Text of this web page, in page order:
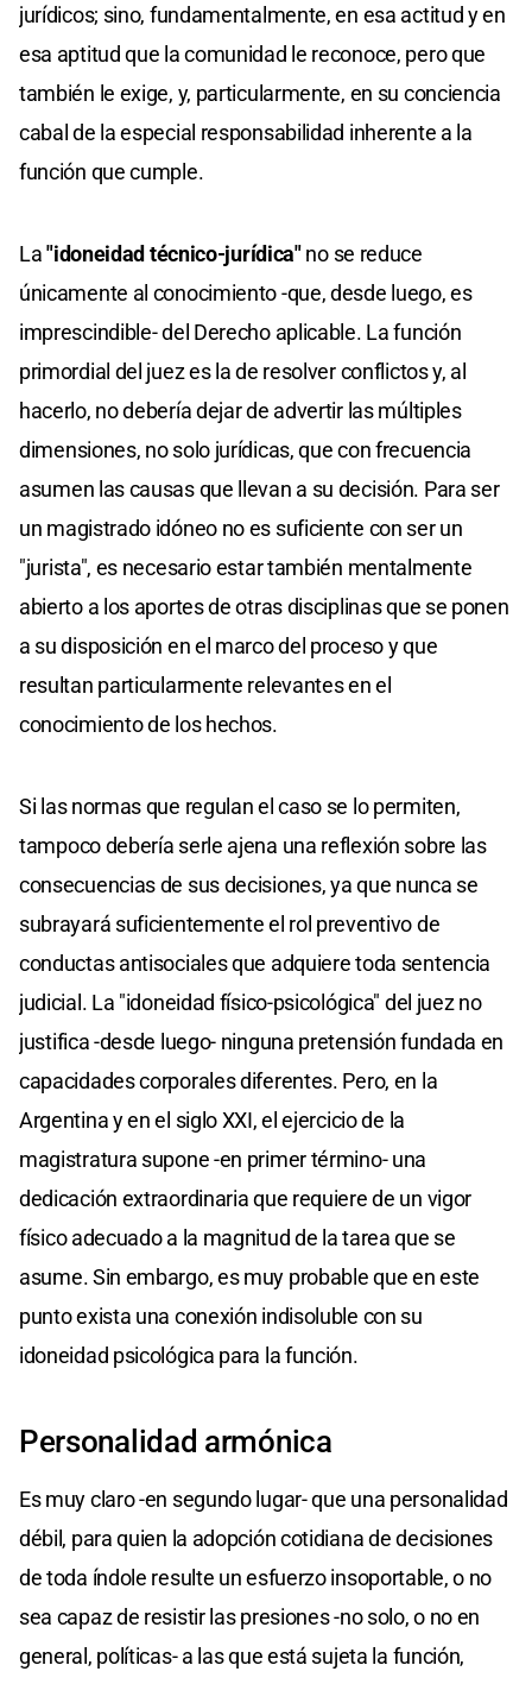
jurídicos; sino, fundamentalmente, en esa actitud y en
esa aptitud que la comunidad le reconoce, pero que
también le exige, y, particularmente, en su conciencia
cabal de la especial responsabilidad inherente a la
función que cumple.
La"idoneidad técnico-jurídica"no se reduce
únicamente al conocimiento -que, desde luego, es
imprescindible- del Derecho aplicable. La función
primordial del juez es la de resolver conflictos y, al
hacerlo, no debería dejar de advertir las múltiples
dimensiones, no solo jurídicas, que con frecuencia
asumen las causas que llevan a su decisión. Para ser
un magistrado idóneo no es suficiente con ser un
"jurista", es necesario estar también mentalmente
abierto a los aportes de otras disciplinas que se ponen
a su disposición en el marco del proceso y que
resultan particularmente relevantes en el
conocimiento de los hechos.
Si las normas que regulan el caso se lo permiten,
tampoco debería serle ajena una reflexión sobre las
consecuencias de sus decisiones, ya que nunca se
subrayará suficientemente el rol preventivo de
conductas antisociales que adquiere toda sentencia
judicial. La "idoneidad físico-psicológica" del juez no
justifica -desde luego- ninguna pretensión fundada en
capacidades corporales diferentes. Pero, en la
Argentina y en el siglo XXI, el ejercicio de la
magistratura supone -en primer término- una
dedicación extraordinaria que requiere de un vigor
físico adecuado a la magnitud de la tarea que se
asume. Sin embargo, es muy probable que en este
punto exista una conexión indisoluble con su
idoneidad psicológica para la función.
Personalidad armónica
Es muy claro -en segundo lugar- que una personalidad
débil, para quien la adopción cotidiana de decisiones
de toda índole resulte un esfuerzo insoportable, o no
sea capaz de resistir las presiones -no solo, o no en
general, políticas- a las que está sujeta la función,